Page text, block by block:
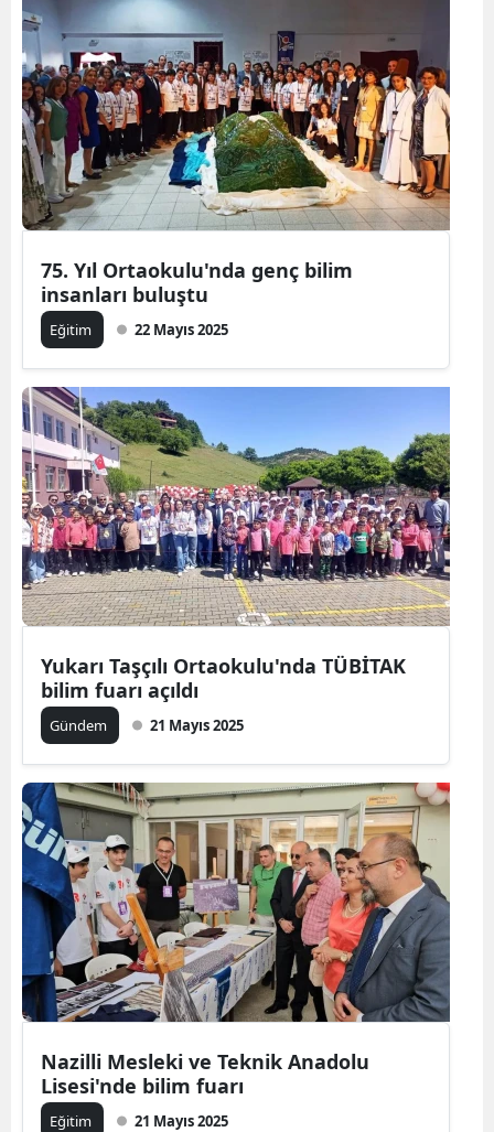
75. Yıl Ortaokulu'nda genç bilim
insanları buluştu
Eğitim 22 Mayıs 2025
Yukarı Taşçılı Ortaokulu'nda TÜBİTAK
bilim fuarı açıldı
Gündem 21 Mayıs 2025
Nazilli Mesleki ve Teknik Anadolu
Lisesi'nde bilim fuarı
Eğitim 21 Mayıs 2025